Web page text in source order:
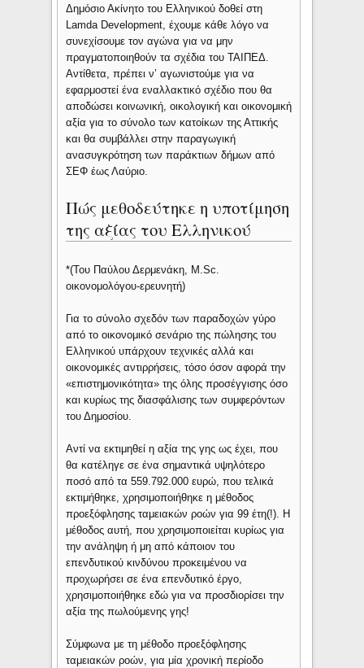
Δημόσιο Ακίνητο του Ελληνικού δοθεί στη
Lamda Development, έχουμε κάθε λόγο να
συνεχίσουμε τον αγώνα για να μην
πραγματοποιηθούν τα σχέδια του ΤΑΙΠΕΔ.
Αντίθετα, πρέπει ν’ αγωνιστούμε για να
εφαρμοστεί ένα εναλλακτικό σχέδιο που θα
αποδώσει κοινωνική, οικολογική και οικονομική
αξία για το σύνολο των κατοίκων της Αττικής
και θα συμβάλλει στην παραγωγική
ανασυγκρότηση των παράκτιων δήμων από
ΣΕΦ έως Λαύριο.
Πώς μεθοδεύτηκε η υποτίμηση
της αξίας του Ελληνικού
*(Του Παύλου Δερμενάκη, M.Sc.
οικονομολόγου-ερευνητή)
Για το σύνολο σχεδόν των παραδοχών γύρο
από το οικονομικό σενάριο της πώλησης του
Ελληνικού υπάρχουν τεχνικές αλλά και
οικονομικές αντιρρήσεις, τόσο όσον αφορά την
«επιστημονικότητα» της όλης προσέγγισης όσο
και κυρίως της διασφάλισης των συμφερόντων
του Δημοσίου.
Αντί να εκτιμηθεί η αξία της γης ως έχει, που
θα κατέληγε σε ένα σημαντικά υψηλότερο
ποσό από τα 559.792.000 ευρώ, που τελικά
εκτιμήθηκε, χρησιμοποιήθηκε η μέθοδος
προεξόφλησης ταμειακών ροών για 99 έτη(!). Η
μέθοδος αυτή, που χρησιμοποιείται κυρίως για
την ανάληψη ή μη από κάποιον του
επενδυτικού κινδύνου προκειμένου να
προχωρήσει σε ένα επενδυτικό έργο,
χρησιμοποιήθηκε εδώ για να προσδιορίσει την
αξία της πωλούμενης γης!
Σύμφωνα με τη μέθοδο προεξόφλησης
ταμειακών ροών, για μία χρονική περίοδο